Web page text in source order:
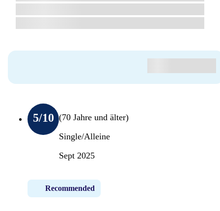
5/10 (70 Jahre und älter)
Single/Alleine
Sept 2025
Recommended